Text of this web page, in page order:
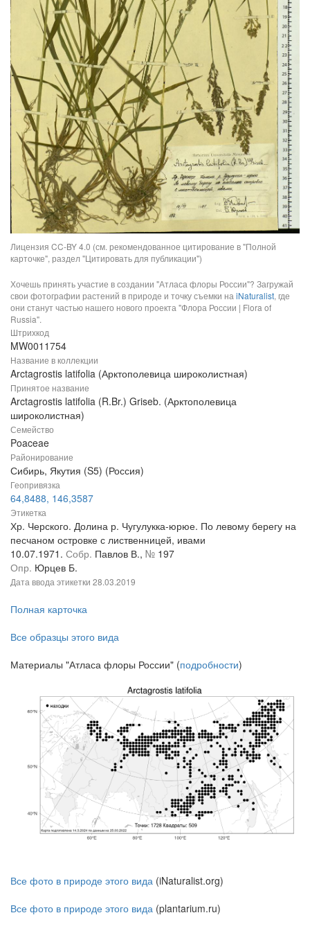
Лицензия CC-BY 4.0 (см. рекомендованное цитирование в "Полной
карточке", раздел "Цитировать для публикации")
Хочешь принять участие в создании "Атласа флоры России"? Загружай
свои фотографии растений в природе и точку съемки на iNaturalist, где
они станут частью нашего нового проекта "Флора России | Flora of
Russia".
Штрихкод
MW0011754
Название в коллекции
Arctagrostis latifolia (Арктополевица широколистная)
Принятое название
Arctagrostis latifolia (R.Br.) Griseb. (Арктополевица
широколистная)
Семейство
Poaceae
Районирование
Сибирь, Якутия (S5) (Россия)
Геопривязка
64,8488, 146,3587
Этикетка
Хр. Черского. Долина р. Чугулукка-юрюе. По левому берегу на
песчаном островке с лиственницей, ивами
10.07.1971. Собр. Павлов В., № 197
Опр. Юрцев Б.
Дата ввода этикетки 28.03.2019
Полная карточка
Все образцы этого вида
Материалы "Атласа флоры России" (подробности)
Все фото в природе этого вида (iNaturalist.org)
Все фото в природе этого вида (plantarium.ru)